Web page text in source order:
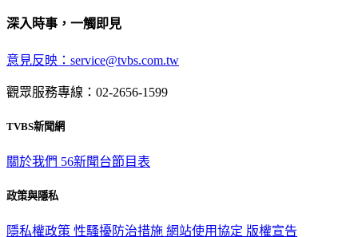
深入時事，一觸即見
意見反映：service@tvbs.com.tw
觀眾服務專線：02-2656-1599
TVBS新聞網
關於我們 56新聞台節目表
政策與隱私
隱私權政策 性騷擾防治措施 網站使用協定 版權宣告